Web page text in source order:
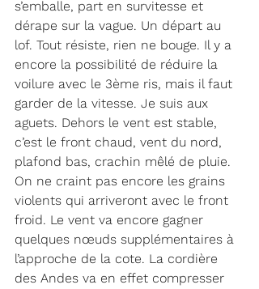
s’emballe, part en survitesse et
dérape sur la vague. Un départ au
lof. Tout résiste, rien ne bouge. Il y a
encore la possibilité de réduire la
voilure avec le 3ème ris, mais il faut
garder de la vitesse. Je suis aux
aguets. Dehors le vent est stable,
c’est le front chaud, vent du nord,
plafond bas, crachin mêlé de pluie.
On ne craint pas encore les grains
violents qui arriveront avec le front
froid. Le vent va encore gagner
quelques nœuds supplémentaires à
l’approche de la cote. La cordière
des Andes va en effet compresser